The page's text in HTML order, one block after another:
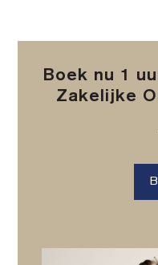
Boek nu 1
Zakelijke